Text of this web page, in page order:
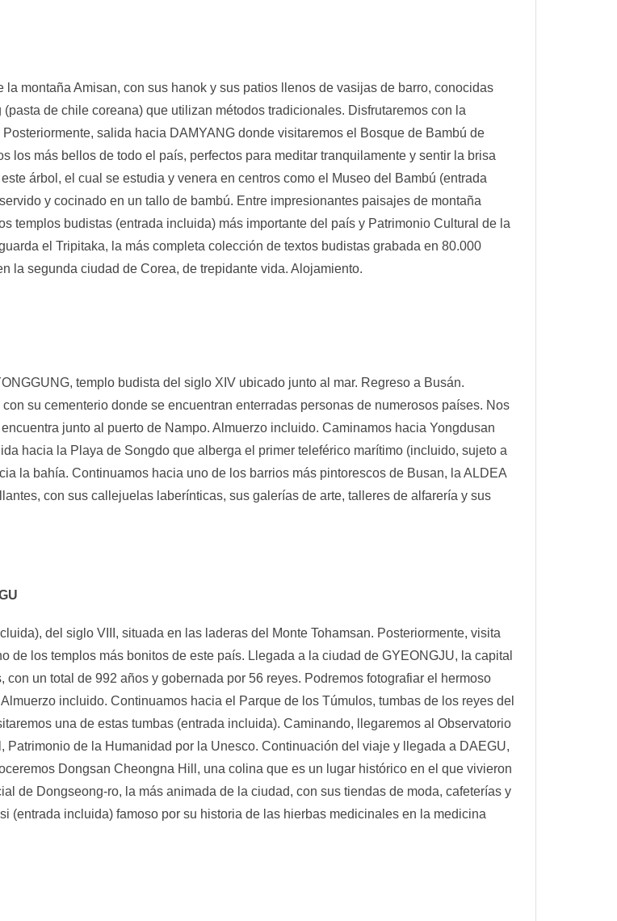
montaña Amisan, con sus hanok y sus patios llenos de vasijas de barro, conocidas
de chile coreana) que utilizan métodos tradicionales. Disfrutaremos con la
salida hacia DAMYANG donde visitaremos el Bosque de Bambú de
los más bellos de todo el país, perfectos para meditar tranquilamente y sentir la brisa
árbol, el cual se estudia y venera en centros como el Museo del Bambú (entrada
y cocinado en un tallo de bambú. Entre impresionantes paisajes de montaña
templos budistas (entrada incluida) más importante del país y Patrimonio Cultural de la
el Tripitaka, la más completa colección de textos budistas grabada en 80.000
la segunda ciudad de Corea, de trepidante vida. Alojamiento.
templo budista del siglo XIV ubicado junto al mar. Regreso a Busán.
su cementerio donde se encuentran enterradas personas de numerosos países. Nos
junto al puerto de Nampo. Almuerzo incluido. Caminamos hacia Yongdusan
hacia la Playa de Songdo que alberga el primer teleférico marítimo (incluido, sujeto a
la bahía. Continuamos hacia uno de los barrios más pintorescos de Busan, la ALDEA
con sus callejuelas laberínticas, sus galerías de arte, talleres de alfarería y sus
del siglo VIII, situada en las laderas del Monte Tohamsan. Posteriormente, visita
los templos más bonitos de este país. Llegada a la ciudad de GYEONGJU, la capital
un total de 992 años y gobernada por 56 reyes. Podremos fotografiar el hermoso
incluido. Continuamos hacia el Parque de los Túmulos, tumbas de los reyes del
una de estas tumbas (entrada incluida). Caminando, llegaremos al Observatorio
de la Humanidad por la Unesco. Continuación del viaje y llegada a DAEGU,
Dongsan Cheongna Hill, una colina que es un lugar histórico en el que vivieron
de Dongseong-ro, la más animada de la ciudad, con sus tiendas de moda, cafeterías y
(entrada incluida) famoso por su historia de las hierbas medicinales en la medicina